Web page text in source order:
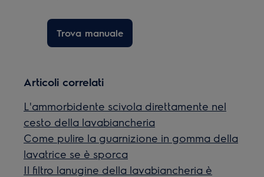
Trova manuale
Articoli correlati
L'ammorbidente scivola direttamente nel
cesto della lavabiancheria
Come pulire la guarnizione in gomma della
lavatrice se è sporca
Il filtro lanugine della lavabiancheria è